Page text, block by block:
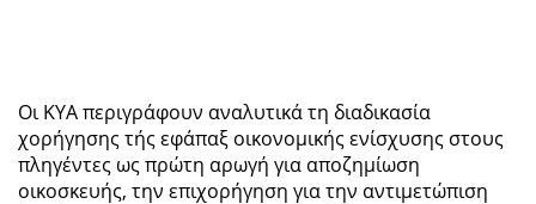
Οι ΚΥΑ περιγράφουν αναλυτικά τη διαδικασία
χορήγησης τής εφάπαξ οικονομικής ενίσχυσης στους
πληγέντες ως πρώτη αρωγή για αποζημίωση
οικοσκευής, την επιχορήγηση για την αντιμετώπιση